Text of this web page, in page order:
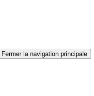
Fermer la navigation principale